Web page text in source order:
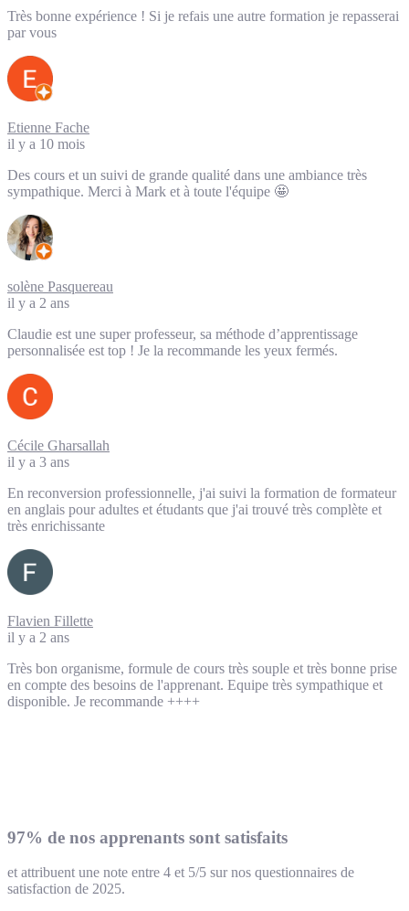
Très bonne expérience ! Si je refais une autre formation je repasserai
par vous
Etienne Fache
il y a 10 mois
Des cours et un suivi de grande qualité dans une ambiance très
sympathique. Merci à Mark et à toute l'équipe 🤩
solène Pasquereau
il y a 2 ans
Claudie est une super professeur, sa méthode d’apprentissage
personnalisée est top ! Je la recommande les yeux fermés.
Cécile Gharsallah
il y a 3 ans
En reconversion professionnelle, j'ai suivi la formation de formateur
en anglais pour adultes et étudants que j'ai trouvé très complète et
très enrichissante
Flavien Fillette
il y a 2 ans
Très bon organisme, formule de cours très souple et très bonne prise
en compte des besoins de l'apprenant. Equipe très sympathique et
disponible. Je recommande ++++
97% de nos apprenants sont satisfaits
et attribuent une note entre 4 et 5/5 sur nos questionnaires de
satisfaction de 2025.